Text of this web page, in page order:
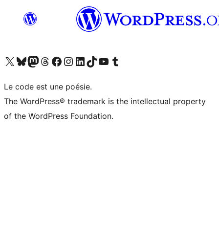
Visitez notre compte X (précédemment Twitter)
Visiter notre compte Bluesky
Visiter notre compte Mastodon
Visiter notre compte Threads
Consulter notre compte Facebook
Consulter notre compte Instagram
Consulter notre compte LinkedIn
Visiter notre compte TokTok
Visiter notre chaîne YouTube
Visiter notre compte Tumblr
Le code est une poésie.
The WordPress® trademark is the intellectual property
of the WordPress Foundation.